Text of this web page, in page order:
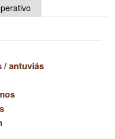
/antuviás